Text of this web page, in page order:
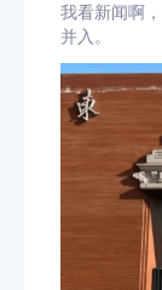
我看新闻啊
并入。